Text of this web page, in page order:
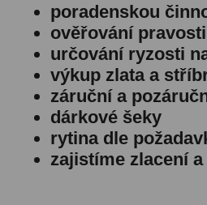
poradenskou
ověřování
určování ryzosti
výkup zlata a
záruční a
dárkové šeky
rytina dle
zajistíme zlacení